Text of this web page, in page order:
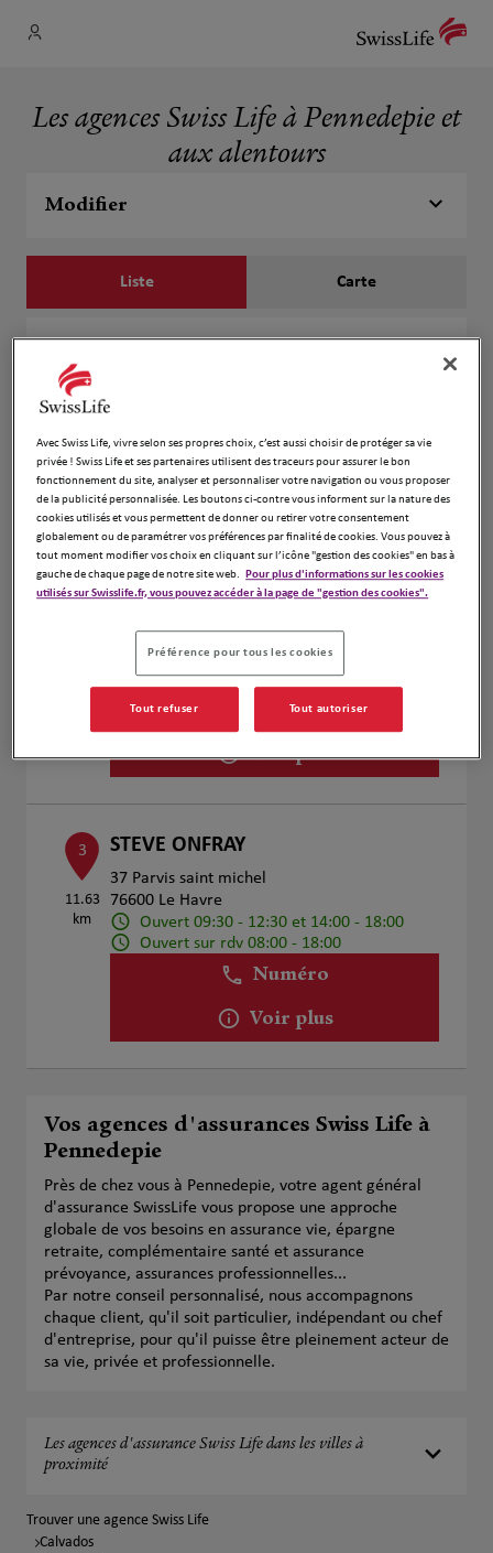
Les agences Swiss Life à Pennedepie et
aux alentours
Modifier
Liste Carte
1
194 m
Ouvert 09:00 - 12:00 et 13:00 - 18:00
Numéro
Voir plus
MARIA GANITO
154 rue Victor Hugo
76600 LE HAVRE
Ouvert 09:00 - 12:00 et 13:00 - 18:00
Numéro
Voir plus
3
11.63
km
STEVE ONFRAY
37 Parvis saint michel
76600 Le Havre
Ouvert 09:30 - 12:30 et 14:00 - 18:00
Ouvert sur rdv 08:00 - 18:00
Numéro
Voir plus
Vos agences d'assurances Swiss Life à
Pennedepie
Près de chez vous à Pennedepie, votre agent général
d'assurance SwissLife vous propose une approche
globale de vos besoins en assurance vie, épargne
retraite, complémentaire santé et assurance
prévoyance, assurances professionnelles...
Par notre conseil personnalisé, nous accompagnons
chaque client, qu'il soit particulier, indépendant ou chef
d'entreprise, pour qu'il puisse être pleinement acteur de
sa vie, privée et professionnelle.
Les agences d'assurance Swiss Life dans les villes à
proximité
Trouver une agence Swiss Life
Calvados
Avec Swiss Life, vivre selon ses propres choix, c’est aussi choisir de protéger sa vie
privée ! Swiss Life et ses partenaires utilisent des traceurs pour assurer le bon
fonctionnement du site, analyser et personnaliser votre navigation ou vous proposer
de la publicité personnalisée. Les boutons ci-contre vous informent sur la nature des
cookies utilisés et vous permettent de donner ou retirer votre consentement
globalement ou de paramétrer vos préférences par finalité de cookies. Vous pouvez à
tout moment modifier vos choix en cliquant sur l’icône "gestion des cookies" en bas à
gauche de chaque page de notre site web. Pour plus d'informations sur les cookies
utilisés sur Swisslife.fr, vous pouvez accéder à la page de "gestion des cookies".
Préférence pour tous les cookies
Tout refuser Tout autoriser